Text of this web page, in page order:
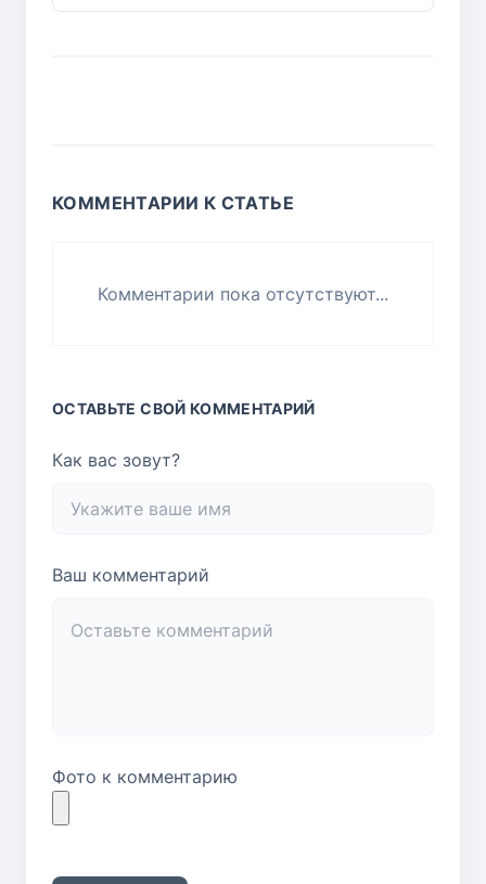
КОММЕНТАРИИ К СТАТЬЕ
Комментарии пока отсутствуют...
ОСТАВЬТЕ СВОЙ КОММЕНТАРИЙ
Как вас зовут?
Ваш комментарий
Фото к комментарию